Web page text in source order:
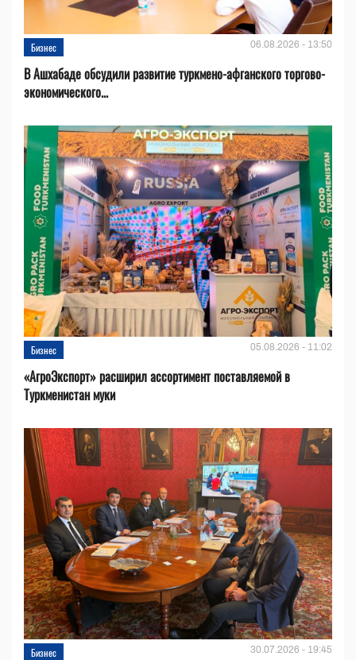
Бизнес 06.08.2026 - 13:50
В Ашхабаде обсудили развитие туркмено-афганского торгово-
экономического...
Бизнес 05.08.2026 - 11:02
«АгроЭкспорт» расширил ассортимент поставляемой в
Туркменистан муки
Бизнес 30.07.2026 - 19:45